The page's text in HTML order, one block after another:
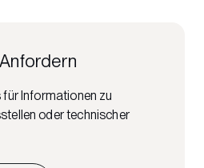
Informationen zu
oder technischer